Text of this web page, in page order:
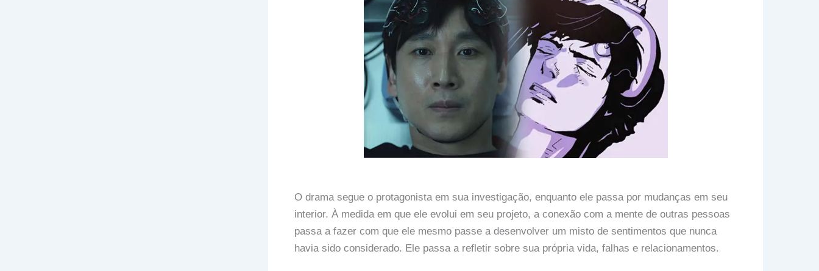
O drama segue o protagonista em sua investigação, enquanto ele passa por mudanças em seu
interior. À medida em que ele evolui em seu projeto, a conexão com a mente de outras pessoas
passa a fazer com que ele mesmo passe a desenvolver um misto de sentimentos que nunca
havia sido considerado. Ele passa a refletir sobre sua própria vida, falhas e relacionamentos.